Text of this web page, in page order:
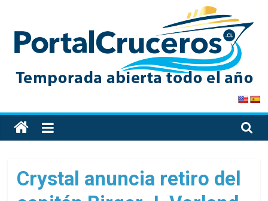
content
PortalCruceros
Toda
la
de
cruceros
Crystal anuncia retiro del